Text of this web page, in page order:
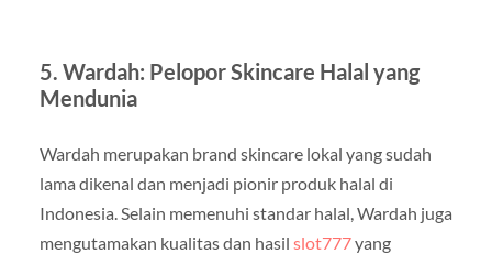
5. Wardah: Pelopor Skincare Halal yang
Mendunia
Wardah merupakan brand skincare lokal yang sudah
lama dikenal dan menjadi pionir produk halal di
Indonesia. Selain memenuhi standar halal, Wardah juga
mengutamakan kualitas dan hasil slot777yang